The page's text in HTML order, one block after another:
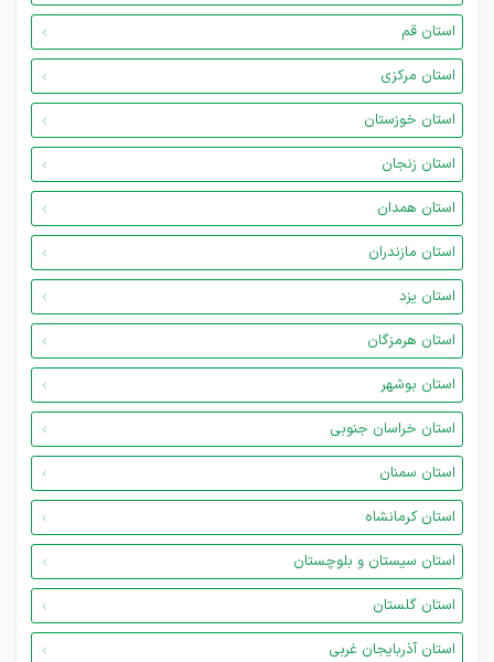
استان قم
استان مرکزی
استان خوزستان
استان زنجان
استان همدان
استان مازندران
استان یزد
استان هرمزگان
استان بوشهر
استان خراسان جنوبی
استان سمنان
استان کرمانشاه
استان سیستان و بلوچستان
استان گلستان
استان آذربایجان غربی